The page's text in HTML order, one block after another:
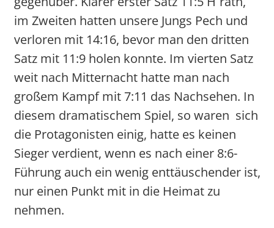
im Zweiten hatten unsere Jungs Pech und
verloren mit 14:16, bevor man den dritten
Satz mit 11:9 holen konnte. Im vierten Satz
weit nach Mitternacht hatte man nach
großem Kampf mit 7:11 das Nachsehen. In
diesem dramatischem Spiel, so waren sich
die Protagonisten einig, hatte es keinen
Sieger verdient, wenn es nach einer 8:6-
Führung auch ein wenig enttäuschender ist,
nur einen Punkt mit in die Heimat zu
nehmen.